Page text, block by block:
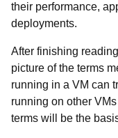
their performance,
deployments.
After finishing
picture of the terms
running in a VM can
running on other
terms will be the